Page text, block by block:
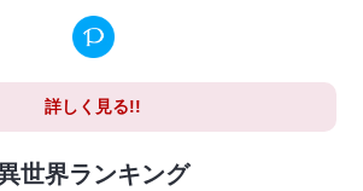
詳しく見る!!
世界ランキング